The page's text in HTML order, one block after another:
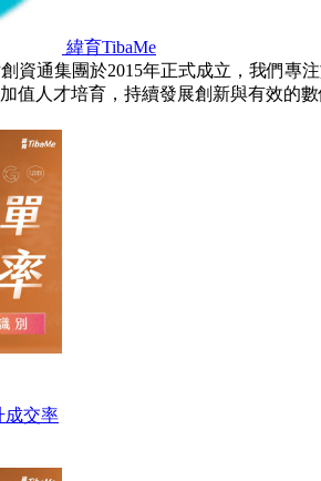
緯育TibaMe
資通集團於2015年正式成立，我們
值人才培育，持續發展創新與有效的數
成交率